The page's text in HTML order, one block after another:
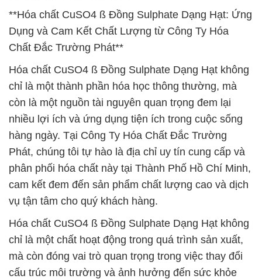
**Hóa chất CuSO4 ß Đồng Sulphate Dạng Hạt: Ứng
Dụng và Cam Kết Chất Lượng từ Công Ty Hóa
Chất Đắc Trường Phát**
Hóa chất CuSO4 ß Đồng Sulphate Dạng Hạt không
chỉ là một thành phần hóa học thông thường, mà
còn là một nguồn tài nguyên quan trọng đem lại
nhiều lợi ích và ứng dụng tiện ích trong cuộc sống
hàng ngày. Tại Công Ty Hóa Chất Đắc Trường
Phát, chúng tôi tự hào là địa chỉ uy tín cung cấp và
phân phối hóa chất này tại Thành Phố Hồ Chí Minh,
cam kết đem đến sản phẩm chất lượng cao và dịch
vụ tận tâm cho quý khách hàng.
Hóa chất CuSO4 ß Đồng Sulphate Dạng Hạt không
chỉ là một chất hoạt động trong quá trình sản xuất,
mà còn đóng vai trò quan trọng trong việc thay đổi
cấu trúc môi trường và ảnh hưởng đến sức khỏe